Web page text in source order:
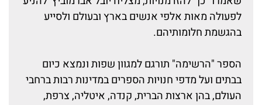
לפעולה מאות אלפי אנשים בארץ ובעולם ולסייע
בהגשמת חלומותיהם.
הספר "הרשימה" תורגם למגוון שפות ונמצא כיום
בבתים ועל מדפי חנויות הספרים במדינות רבות ברחבי
העולם, בהן ארצות הברית, קנדה, איטליה, צרפת,